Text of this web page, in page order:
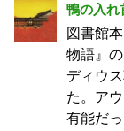
鴨の入れ
図書館
物語』
ディウ
た。ア
有能だ